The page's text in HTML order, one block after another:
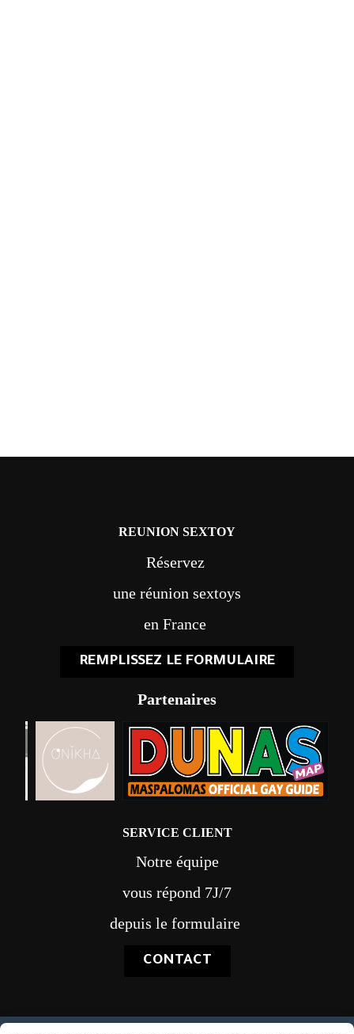
REUNION SEXTOY
Réservez
une réunion sextoys
en France
REMPLISSEZ LE FORMULAIRE
Partenaires
SERVICE CLIENT
Notre équipe
vous répond 7J/7
depuis le formulaire
CONTACT